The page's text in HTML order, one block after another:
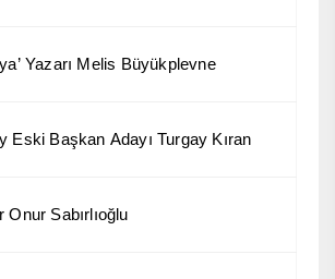
Yazarı Melis Büyükplevne
Eski Başkan Adayı Turgay Kıran
Sabırlıoğlu